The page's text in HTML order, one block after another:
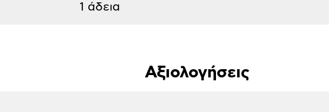
1 άδεια
Αξιολογήσεις